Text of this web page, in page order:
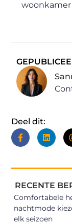
Deel dit:
RECENTE
Comfortabele
nachtmode
elk seizoen